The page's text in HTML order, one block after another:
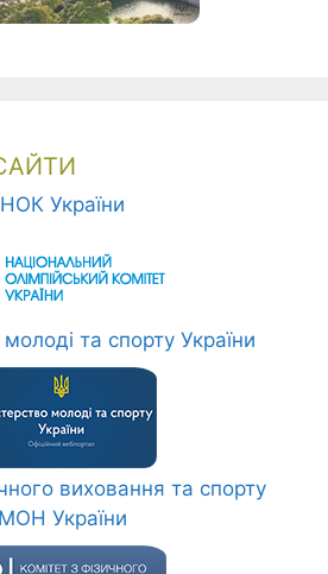
НОК України
молоді та спорту України
виховання та спорту
МОН України